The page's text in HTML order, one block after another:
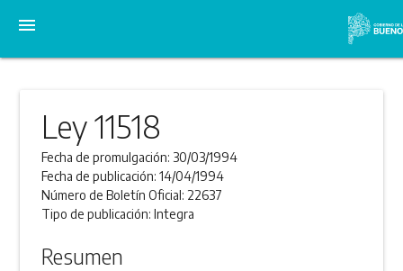
menu
Ley 11518
Fecha de promulgación: 30/03/1994
Fecha de publicación:14/04/1994
Número de Boletín Oficial: 22637
Tipo de publicación:Integra
Resumen